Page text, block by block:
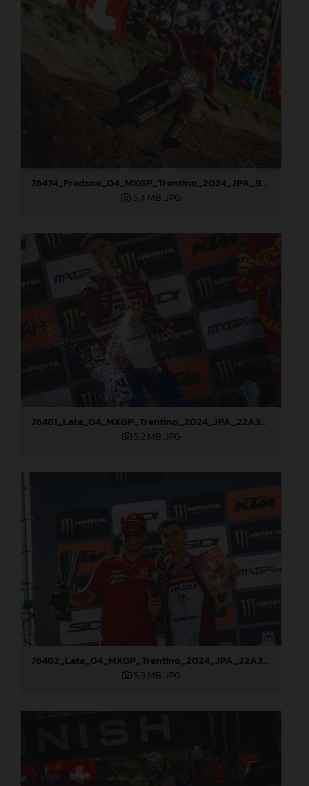
76474_Fredsoe_04_MXGP_Trentino_2024_JPA_96A2869
5,4 MB .JPG
76481_Lata_04_MXGP_Trentino_2024_JPA_22A3096
5,2 MB .JPG
76482_Lata_04_MXGP_Trentino_2024_JPA_22A3219
5,3 MB .JPG